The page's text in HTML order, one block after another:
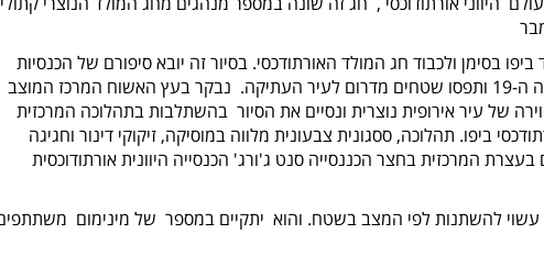
ביפו בסימן ולכבוד חג המולד האורתודכסי. בסיור זה יובא סיפורם של הכנסיות
השונות שהגיעו ליפו במחצית המאה ה-19 ותפסו שטחים מדרום לעיר העתיקה. נבקר בעץ האשוח המרכז המוצב
של עיר אירופית נוצרית ונסיים את הסיור בהשתלבות בתהלוכה המרכזית
ביפו. תהלוכה, ססגונית צבעונית מלווה במוסיקה, זיקוקי דינור וחגיגה
בעצרת המרכזית בחצר הכננסייה סנט ג'ורג' הכנסייה היוונית אורתודוכסית
עשוי להשתנות לפי המצב בשטח. והוא יתקיים במספר של מינימום